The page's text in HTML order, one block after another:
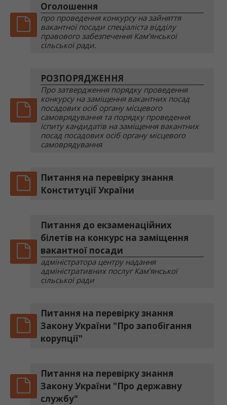
Оголошення
про проведення конкурсу на зайняття
вакантної посади спеціаліста відділу
правового забезпечення Кам’янської
сільської ради.
РОЗПОРЯДЖЕННЯ
Про затвердження порядку проведення
конкурсу на заміщення вакантних посад
посадових осіб органу місцевого
самоврядування та порядку проведення
іспиту кандидатів на заміщення вакантних
посад посадових осіб органу місцевого
самоврядування
Питання на перевірку знання
Конституції України
Питання до екзаменаційних
білетів на конкурс на заміщення
вакантної посади
адміністратора центру надання
адміністративних послуг Кам’янської
сільської ради
Питання на перевірку знання
Закону України "Про запобігання
корупції"
Питання на перевірку знання
Закону України "Про державну
службу"